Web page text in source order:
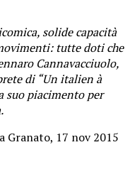
solide capacità
tutte doti che
Cannavacciuolo,
di “Un italien à
suo piacimento per
Granato, 17 nov 2015